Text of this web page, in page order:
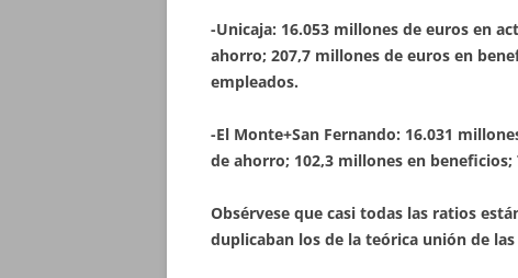
-Unicaja: 16.053 millones de euros en
ahorro; 207,7 millones de euros en
empleados.
-El Monte+San Fernando: 16.031
de ahorro; 102,3 millones en
Obsérvese que casi todas las ratios
duplicaban los de la teórica unión de